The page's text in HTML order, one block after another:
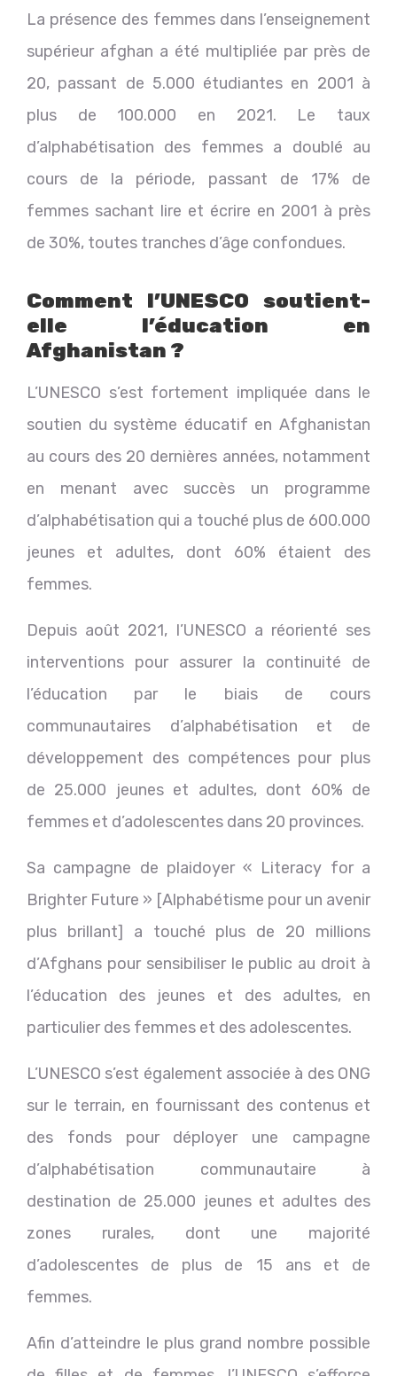
La présence des femmes dans l’enseignement
supérieur afghan a été multipliée par près de
20, passant de 5.000 étudiantes en 2001 à
plus de 100.000 en 2021. Le taux
d’alphabétisation des femmes a doublé au
cours de la période, passant de 17% de
femmes sachant lire et écrire en 2001 à près
de 30%, toutes tranches d’âge confondues.
Comment l’UNESCO soutient-
elle l’éducation en
Afghanistan ?
L’UNESCO s’est fortement impliquée dans le
soutien du système éducatif en Afghanistan
au cours des 20 dernières années, notamment
en menant avec succès un programme
d’alphabétisation qui a touché plus de 600.000
jeunes et adultes, dont 60% étaient des
femmes.
Depuis août 2021, l’UNESCO a réorienté ses
interventions pour assurer la continuité de
l’éducation par le biais de cours
communautaires d’alphabétisation et de
développement des compétences pour plus
de 25.000 jeunes et adultes, dont 60% de
femmes et d’adolescentes dans 20 provinces.
Sa campagne de plaidoyer « Literacy for a
Brighter Future » [Alphabétisme pour un avenir
plus brillant] a touché plus de 20 millions
d’Afghans pour sensibiliser le public au droit à
l’éducation des jeunes et des adultes, en
particulier des femmes et des adolescentes.
L’UNESCO s’est également associée à des ONG
sur le terrain, en fournissant des contenus et
des fonds pour déployer une campagne
d’alphabétisation communautaire à
destination de 25.000 jeunes et adultes des
zones rurales, dont une majorité
d’adolescentes de plus de 15 ans et de
femmes.
Afin d’atteindre le plus grand nombre possible